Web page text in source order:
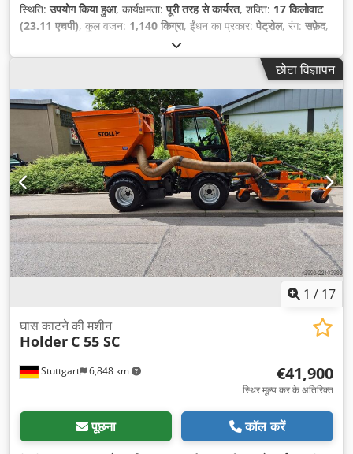
स्थिति:उपयोग किया हुआ, कार्यक्षमता:पूरी तरह से कार्यरत, शक्ति: 17 किलोवाट
(23.11 एचपी), कुल वजन: 1,140 किग्रा, ईंधन का प्रकार: पेट्रोल, रंग: सफ़ेद,
636 किग्रा
पेट्रोल 91, गियरिंग प्रकार:हाइड्रोस्टेटिक, निर्माण वर्ष:2016, संचालन के घंटे:
, छोटा विज्ञापन
1 / 17
Stuttgart 6,848 km
घास काटने की मशीन
Holder C 55 SC
€41,900
स्थिर मूल्य कर के अतिरिक्त
पूछना कॉल करें